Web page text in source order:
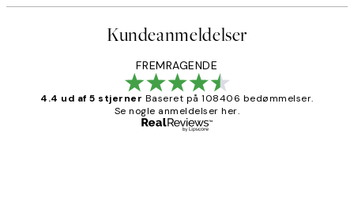
Kundeanmeldelser
FREMRAGENDE
4.4 ud af 5 stjerner Baseret på 108406 bedømmelser.
Se nogle anmeldelser her.